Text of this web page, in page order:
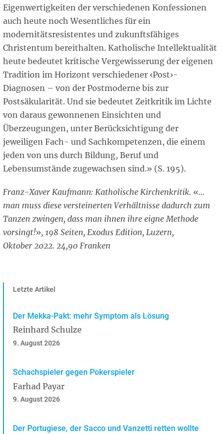
Eigenwertigkeiten der verschiedenen Konfessionen
auch heute noch Wesentliches für ein
modernitätsresistentes und zukunftsfähiges
Christentum bereithalten. Katholische Intellektualität
heute bedeutet kritische Vergewisserung der eigenen
Tradition im Horizont verschiedener ‹Post›-
Diagnosen – von der Postmoderne bis zur
Postsäkularität. Und sie bedeutet Zeitkritik im Lichte
von daraus gewonnenen Einsichten und
Überzeugungen, unter Berücksichtigung der
jeweiligen Fach- und Sachkompetenzen, die einem
jeden von uns durch Bildung, Beruf und
Lebensumstände zugewachsen sind.» (S. 195).
Franz-Xaver Kaufmann: Katholische Kirchenkritik. «...
man muss diese versteinerten Verhältnisse dadurch zum
Tanzen zwingen, dass man ihnen ihre eigne Methode
vorsingt!», 198 Seiten, Exodus Edition, Luzern,
Oktober 2022. 24,90 Franken
Letzte Artikel
Der Mekka-Pakt: mehr Symptom als Lösung
Reinhard Schulze
9. August 2026
Schachspieler gegen Pokerspieler
Farhad Payar
9. August 2026
Der Portugiese, der Sacco und Vanzetti retten wollte